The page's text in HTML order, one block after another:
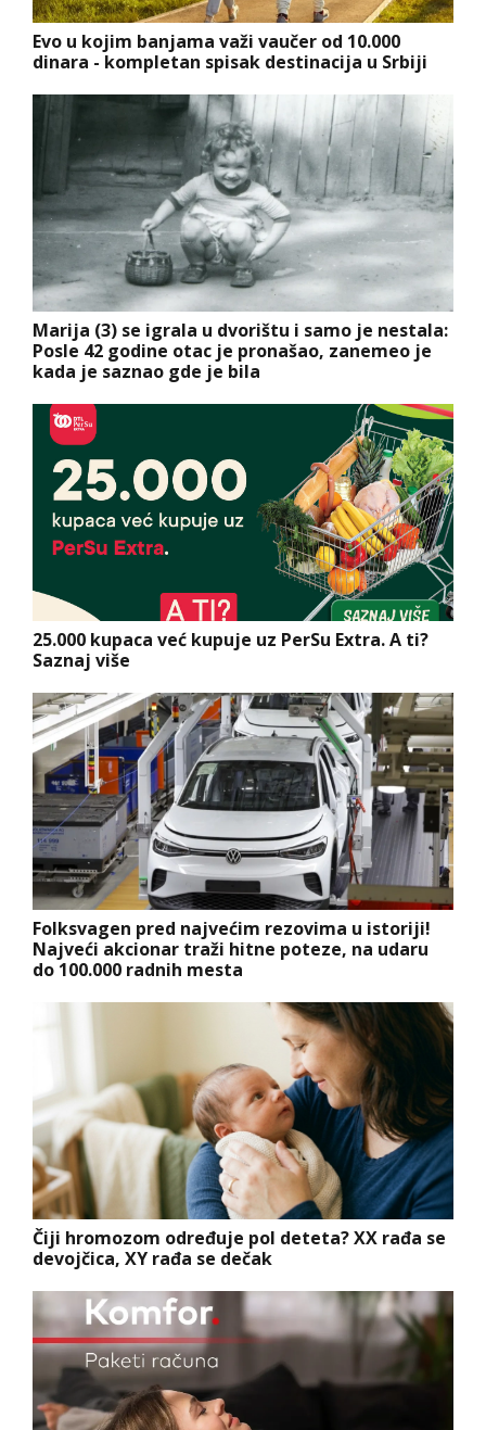
Evo u kojim banjama važi vaučer od 10.000
dinara - kompletan spisak destinacija u Srbiji
Marija (3) se igrala u dvorištu i samo je nestala:
Posle 42 godine otac je pronašao, zanemeo je
kada je saznao gde je bila
25.000 kupaca već kupuje uz PerSu Extra. A ti?
Saznaj više
Folksvagen pred najvećim rezovima u istoriji!
Najveći akcionar traži hitne poteze, na udaru
do 100.000 radnih mesta
Čiji hromozom određuje pol deteta? XX rađa se
devojčica, XY rađa se dečak